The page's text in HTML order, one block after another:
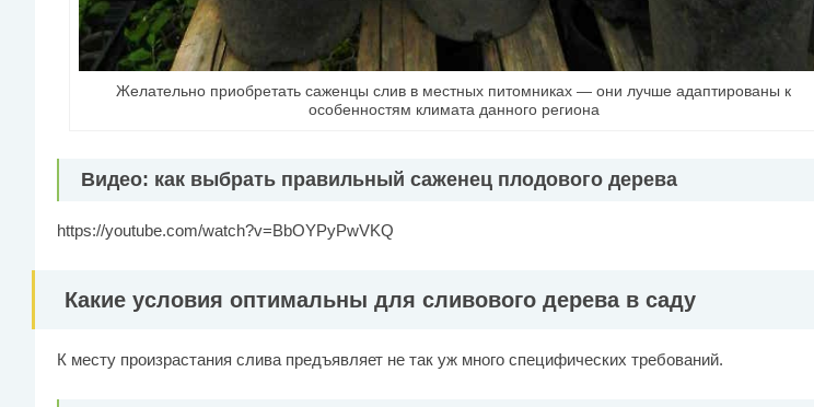
Желательно приобретать саженцы слив в местных питомниках — они лучше адаптированы к
особенностям климата данного региона
Видео: как выбрать правильный саженец плодового дерева
https://youtube.com/watch?v=BbOYPyPwVKQ
Какие условия оптимальны для сливового дерева в саду
К месту произрастания слива предъявляет не так уж много специфических требований.